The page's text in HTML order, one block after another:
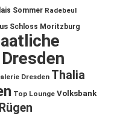
Sommer Radebeul
Schloss Moritzburg
Dresden Thalia
Top Lounge Volksbank